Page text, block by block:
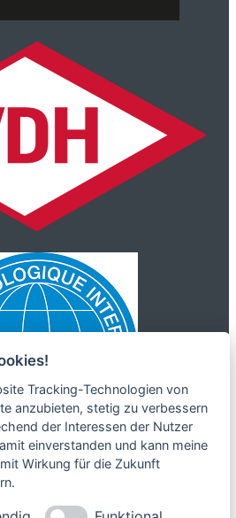
Tracking-Technologien von
anzubieten, stetig zu verbessern
der Interessen der Nutzer
einverstanden und kann meine
Wirkung für die Zukunft